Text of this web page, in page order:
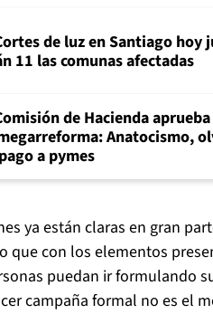
de luz en Santiago hoy
11 las comunas afectadas
de Hacienda
Anatocismo,
a pymes
ya están claras en gran
que con los elementos
puedan ir formulando
campaña formal no es el